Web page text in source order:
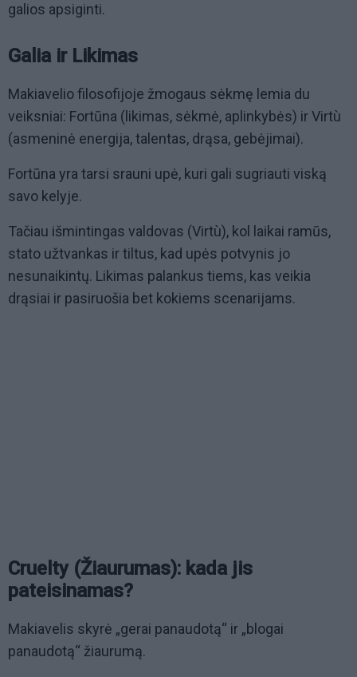
galios apsiginti.
Galia ir Likimas
Makiavelio filosofijoje žmogaus sėkmę lemia du
veiksniai: Fortūna (likimas, sėkmė, aplinkybės) ir Virtù
(asmeninė energija, talentas, drąsa, gebėjimai).
Fortūna yra tarsi srauni upė, kuri gali sugriauti viską
savo kelyje.
Tačiau išmintingas valdovas (Virtù), kol laikai ramūs,
stato užtvankas ir tiltus, kad upės potvynis jo
nesunaikintų. Likimas palankus tiems, kas veikia
drąsiai ir pasiruošia bet kokiems scenarijams.
Cruelty (Žiaurumas): kada jis
pateisinamas?
Makiavelis skyrė „gerai panaudotą“ ir „blogai
panaudotą“ žiaurumą.